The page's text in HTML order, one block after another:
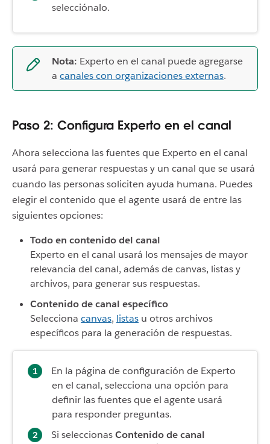
selecciónalo.
Nota: Experto en el canal puede agregarse
a canales con organizaciones externas.
Paso 2: Configura Experto en el canal
Ahora selecciona las fuentes que Experto en el canal
usará para generar respuestas y un canal que se usará
cuando las personas soliciten ayuda humana. Puedes
elegir el contenido que el agente usará de entre las
siguientes opciones:
Todo en contenido del canal
Experto en el canal usará los mensajes de mayor
relevancia del canal, además de canvas, listas y
archivos, para generar sus respuestas.
Contenido de canal específico
Selecciona canvas, listas u otros archivos
específicos para la generación de respuestas.
En la página de configuración de Experto
en el canal, selecciona una opción para
definir las fuentes que el agente usará
para responder preguntas.
Si seleccionasContenido de canal